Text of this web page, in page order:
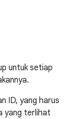
untuk setiap
ID, yang harus
yang terlihat